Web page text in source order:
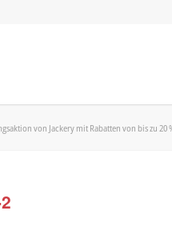
von Jackery mit Rabatten von bis zu